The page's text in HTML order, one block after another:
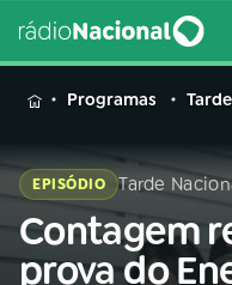
MENU
Buscar
na
Programas
EPISÓDIO Tarde
Contagem
prova do